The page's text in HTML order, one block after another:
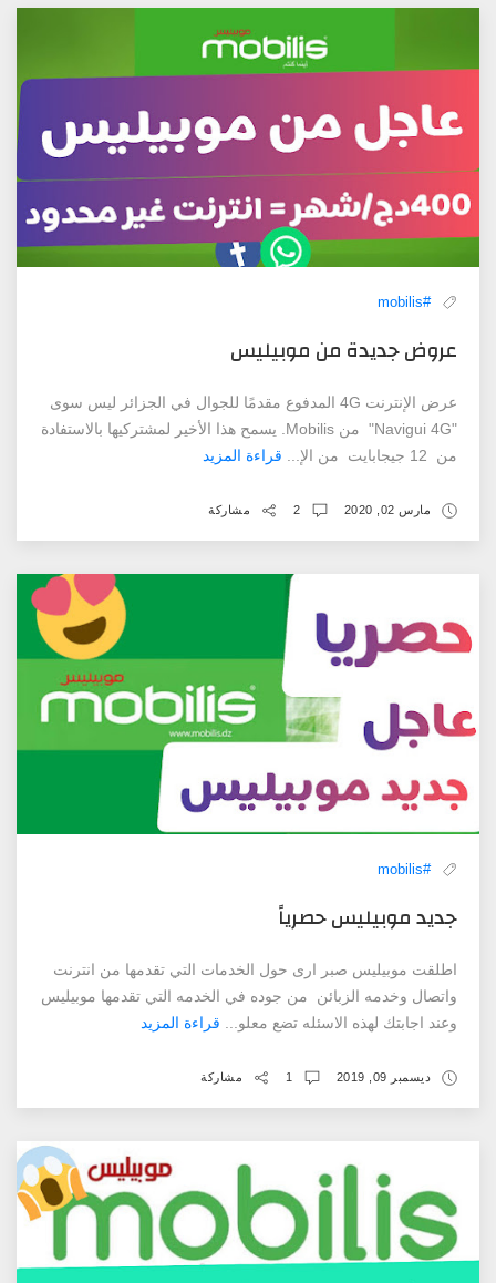
#mobilis
عروض جديدة من موبيليس
عرض الإنترنت 4G المدفوع مقدمًا للجوال في الجزائر ليس سوى
"Navigui 4G" من Mobilis. يسمح هذا الأخير لمشتركيها بالاستفادة
من 12 جيجابايت من الإ...
قراءة المزيد
مارس 02, 2020 2 مشاركة
#mobilis
جديد موبيليس حصرياً
اطلقت موبيليس صبر ارى حول الخدمات التي تقدمها من انترنت
واتصال وخدمه الزبائن من جوده في الخدمه التي تقدمها موبيليس
وعند اجابتك لهذه الاسئله تضع معلو... قراءة المزيد
ديسمبر 09, 2019 1 مشاركة